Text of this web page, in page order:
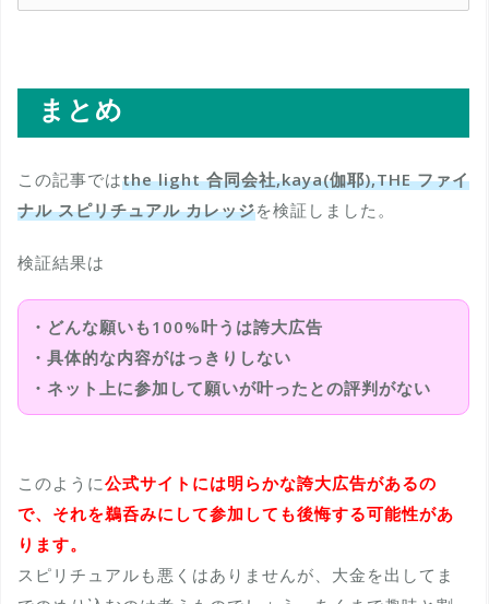
まとめ
この記事ではthe light 合同会社,kaya(伽耶),THE ファイ
ナル スピリチュアル カレッジを検証しました。
検証結果は
・どんな願いも100%叶うは誇大広告
・具体的な内容がはっきりしない
・ネット上に参加して願いが叶ったとの評判がない
このように公式サイトには明らかな誇大広告があるの
で、それを鵜呑みにして参加しても後悔する可能性があ
ります。
スピリチュアルも悪くはありませんが、大金を出してま